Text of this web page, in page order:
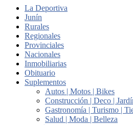
La Deportiva
Junín
Rurales
Regionales
Provinciales
Nacionales
Inmobiliarias
Obituario
Suplementos
Autos | Motos | Bikes
Construcción | Deco |
Gastronomía | Turismo |
Salud | Moda | Belleza